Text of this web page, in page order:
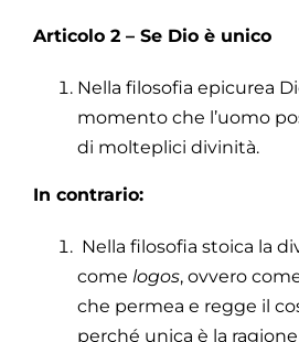
Articolo 2 – Se Dio è unico
Nella filosofia epicurea
momento che l’uomo
di molteplici divinità.
In contrario:
Nella filosofia stoica la
come logos, ovvero
che permea e regge il
perché unica è la